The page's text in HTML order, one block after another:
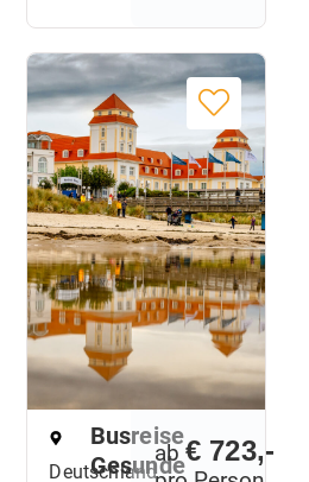
Deutschland
Busreise
Gesunde
ab€ 723,-